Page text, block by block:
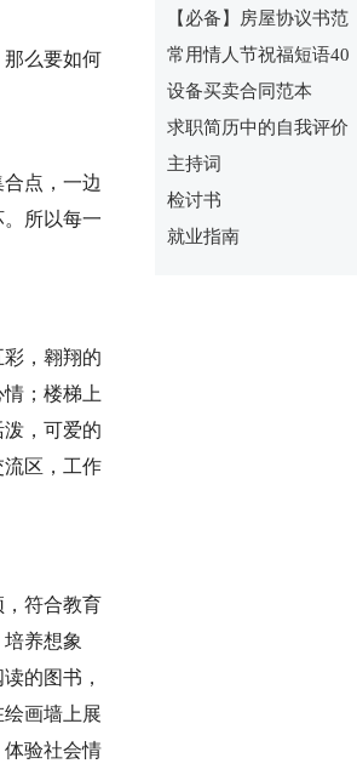
么要如何
点，一边
所以每一
，翱翔的
；楼梯上
，可爱的
区，工作
符合教育
养想象
的图书，
画墙上展
验社会情
案【必备】房屋协议书范
文锦集九篇
常用情人节祝福短语40
条
设备买卖合同范本
求职简历中的自我评价
合集15篇
主持词
检讨书
就业指南